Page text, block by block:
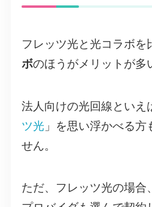
フレッツ光と光コラボを
ボのほうがメリットが多
法人向けの光回線といえ
ツ光」を思い浮かべる方
せん。
ただ、フレッツ光の場合